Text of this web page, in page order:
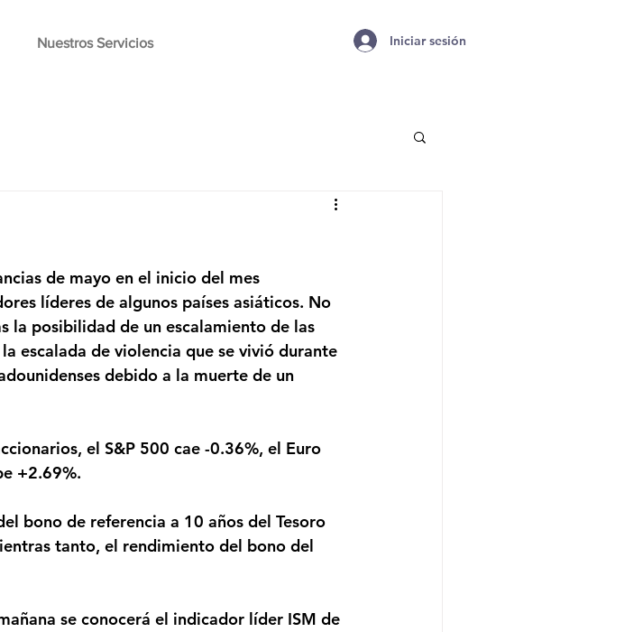
Nuestros Servicios Iniciar sesión
de mayo en el inicio del mes
líderes de algunos países asiáticos. No
la posibilidad de un escalamiento de las
escalada de violencia que se vivió durante
debido a la muerte de un
+2.69%.
tanto, el rendimiento del bono del